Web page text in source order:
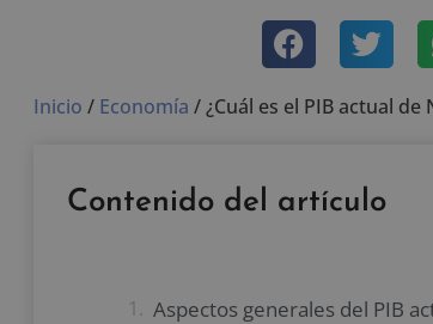
Inicio / Economía /¿Cuál es el PIB actual
Contenido del artículo
Aspectos generales del PIB